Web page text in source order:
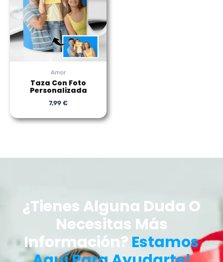
Amor
Taza Con Foto
Personalizada
7,99 €
¿Tienes Alguna Duda O
Necesitas Más
Información? Estamos